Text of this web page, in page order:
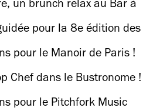
un brunch relax au Bar à
pour la 8e édition des
pour le Manoir de Paris !
Chef dans le Bustronome !
pour le Pitchfork Music